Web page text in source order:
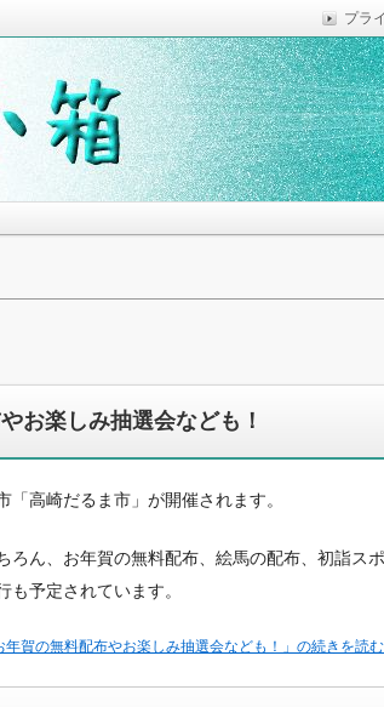
プラ
便利なことなどを気がついた時に綴ってい
お楽しみ抽選会なども！
「高崎だるま市」が開催されます。
ろん、お年賀の無料配布、絵馬の配布、初詣スポ
も予定されています。
年賀の無料配布やお楽しみ抽選会なども！」の続きを読